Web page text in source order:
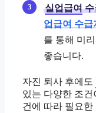
실업급여수
업급여 수급
를 통해 미
좋습니다.
자진 퇴사 후에도
있는 다양한 조
건에 따라 필요